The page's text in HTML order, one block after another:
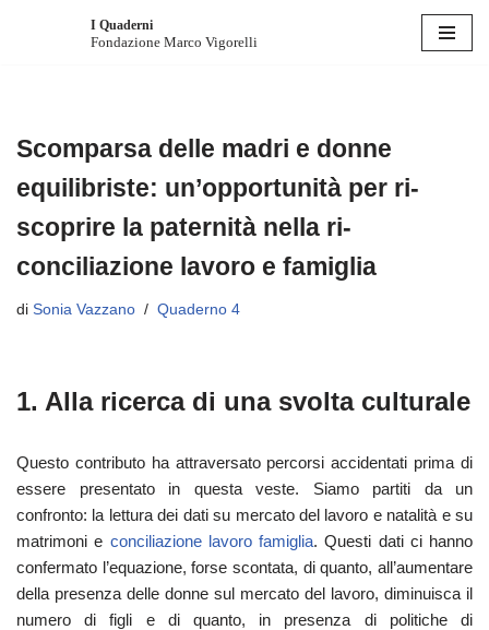
I Quaderni
Fondazione Marco Vigorelli
Scomparsa delle madri e donne
equilibriste: un’opportunità per ri-
scoprire la paternità nella ri-
conciliazione lavoro e famiglia
di Sonia Vazzano Quaderno 4
1. Alla ricerca di una svolta culturale
Questo contributo ha attraversato percorsi accidentati prima di
essere presentato in questa veste. Siamo partiti da un
confronto: la lettura dei dati su mercato del lavoro e natalità e su
matrimoni e conciliazione lavoro famiglia. Questi dati ci hanno
confermato l’equazione, forse scontata, di quanto, all’aumentare
della presenza delle donne sul mercato del lavoro, diminuisca il
numero di figli e di quanto, in presenza di politiche di